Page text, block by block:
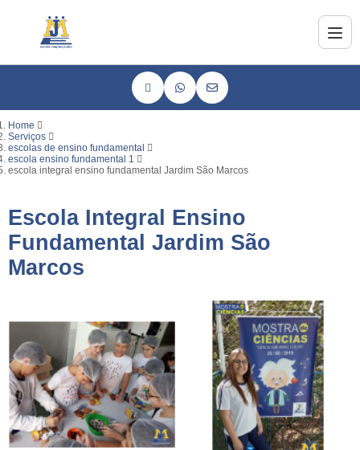
Home
Serviços
escolas de ensino fundamental
escola ensino fundamental 1
escola integral ensino fundamental Jardim São Marcos
Escola Integral Ensino
Fundamental Jardim São
Marcos